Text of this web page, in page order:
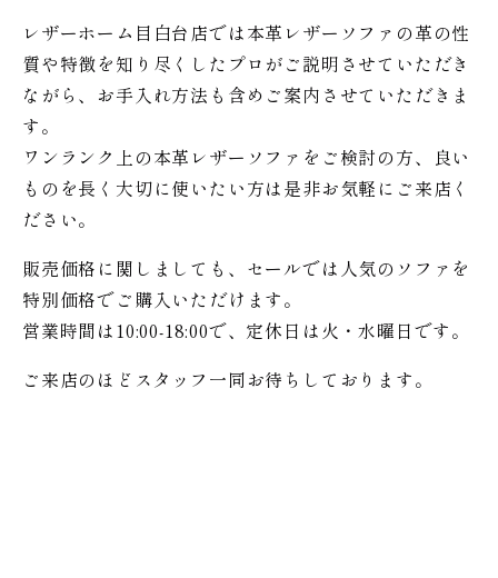
レザーホーム目白台店では本革レザーソファの革の性
質や特徴を知り尽くしたプロがご説明させていただき
ながら、お手入れ方法も含めご案内させていただきま
す。
ワンランク上の本革レザーソファをご検討の方、良い
ものを長く大切に使いたい方は是非お気軽にご来店く
ださい。
販売価格に関しましても、セールでは人気のソファを
特別価格でご購入いただけます。
営業時間は10:00-18:00で、定休日は火・水曜日です。
ご来店のほどスタッフ一同お待ちしております。